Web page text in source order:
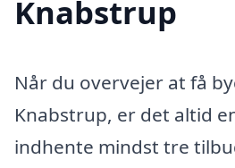
Knabstrup
Når du overvejer at få
Knabstrup, er det altid
indhente mindst tre